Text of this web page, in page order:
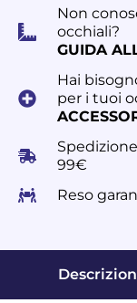
Non
occhiali?
GUIDA
Hai
per i tuoi
99€
Reso